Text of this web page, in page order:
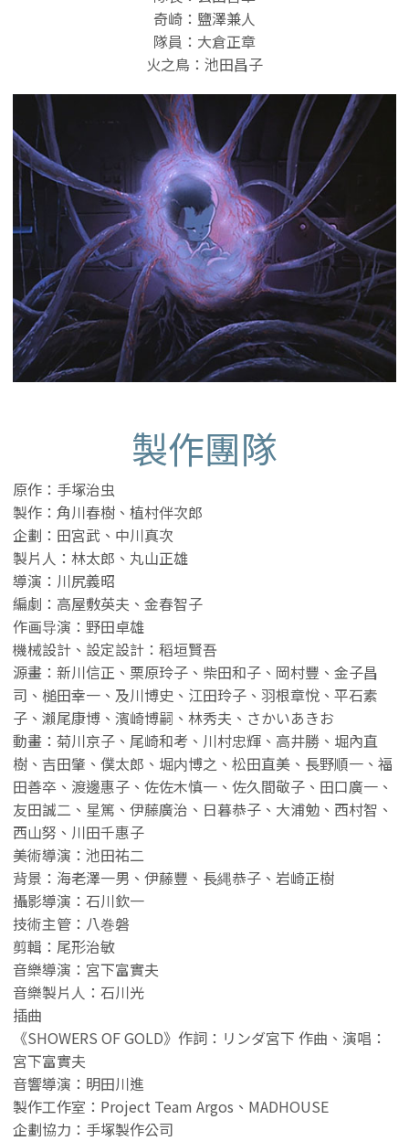
奇崎：鹽澤兼人
隊員：大倉正章
火之鳥：池田昌子
製作團隊
原作：手塚治虫
製作：角川春樹、植村伴次郎
企劃：田宮武、中川真次
製片人：林太郎、丸山正雄
導演：川尻義昭
編劇：高屋敷英夫、金春智子
作画导演：野田卓雄
機械設計、設定設計：稻垣賢吾
源畫：新川信正、栗原玲子、柴田和子、岡村豐、金子昌
司、槌田幸一、及川博史、江田玲子、羽根章悅、平石素
子、瀨尾康博、濱崎博嗣、林秀夫、さかいあきお
動畫：菊川京子、尾崎和考、川村忠輝、高井勝、堀內直
樹、吉田肇、僕太郎、堀内博之、松田直美、長野順一、福
田善卒、渡邊惠子、佐佐木慎一、佐久間敬子、田口廣一、
友田誠二、星篤、伊藤廣治、日暮恭子、大浦勉、西村智、
西山努、川田千惠子
美術導演：池田祐二
背景：海老澤一男、伊藤豐、長縄恭子、岩崎正樹
攝影導演：石川欽一
技術主管：八巻磐
剪輯：尾形治敏
音樂導演：宮下富實夫
音樂製片人：石川光
插曲
《SHOWERS OF GOLD》作詞：リンダ宮下 作曲、演唱：
宮下富實夫
音響導演：明田川進
製作工作室：Project Team Argos、MADHOUSE
企劃協力：手塚製作公司